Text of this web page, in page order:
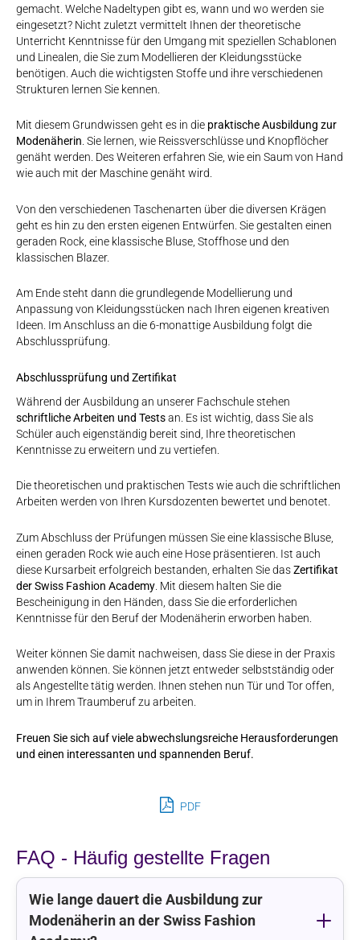
gemacht. Welche Nadeltypen gibt es, wann und wo werden sie
eingesetzt? Nicht zuletzt vermittelt Ihnen der theoretische
Unterricht Kenntnisse für den Umgang mit speziellen Schablonen
und Linealen, die Sie zum Modellieren der Kleidungsstücke
benötigen. Auch die wichtigsten Stoffe und ihre verschiedenen
Strukturen lernen Sie kennen.
Mit diesem Grundwissen geht es in die praktische Ausbildung zur
Modenäherin . Sie lernen, wie Reissverschlüsse und Knopflöcher
genäht werden. Des Weiteren erfahren Sie, wie ein Saum von Hand
wie auch mit der Maschine genäht wird.
Von den verschiedenen Taschenarten über die diversen Krägen
geht es hin zu den ersten eigenen Entwürfen. Sie gestalten einen
geraden Rock, eine klassische Bluse, Stoffhose und den
klassischen Blazer.
Am Ende steht dann die grundlegende Modellierung und
Anpassung von Kleidungsstücken nach Ihren eigenen kreativen
Ideen. Im Anschluss an die 6-monattige Ausbildung folgt die
Abschlussprüfung.
Abschlussprüfung und Zertifikat
Während der Ausbildung an unserer Fachschule stehen
schriftliche Arbeiten und Testsan. Es ist wichtig, dass Sie als
Schüler auch eigenständig bereit sind, Ihre theoretischen
Kenntnisse zu erweitern und zu vertiefen.
Die theoretischen und praktischen Tests wie auch die schriftlichen
Arbeiten werden von Ihren Kursdozenten bewertet und benotet.
Zum Abschluss der Prüfungen müssen Sie eine klassische Bluse,
einen geraden Rock wie auch eine Hose präsentieren. Ist auch
diese Kursarbeit erfolgreich bestanden, erhalten Sie dasZertifikat
der Swiss Fashion Academy . Mit diesem halten Sie die
Bescheinigung in den Händen, dass Sie die erforderlichen
Kenntnisse für den Beruf der Modenäherin erworben haben.
Weiter können Sie damit nachweisen, dass Sie diese in der Praxis
anwenden können. Sie können jetzt entweder selbstständig oder
als Angestellte tätig werden. Ihnen stehen nun Tür und Tor offen,
um in Ihrem Traumberuf zu arbeiten.
Freuen Sie sich auf viele abwechslungsreiche Herausforderungen
und einen interessanten und spannenden Beruf.
PDF
FAQ - Häufig gestellte Fragen
Wie lange dauert die Ausbildung zur
Modenäherin an der Swiss Fashion